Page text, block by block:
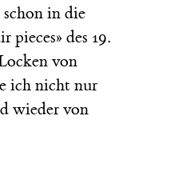
in die
pieces» des 19.
von
ich nicht nur
wieder von